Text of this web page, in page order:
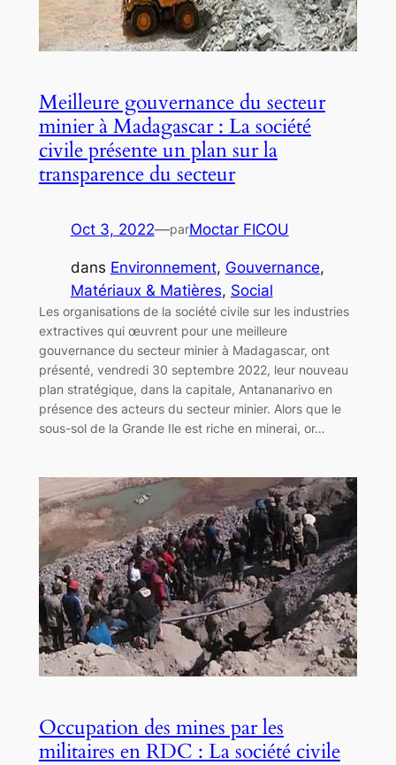
Meilleure gouvernance du secteur
minier à Madagascar : La société
civile présente un plan sur la
transparence du secteur
Oct 3, 2022—parMoctar FICOU
dans Environnement, Gouvernance
Matériaux & Matières, Social
Les organisations de la société civile sur les industries
extractives qui œuvrent pour une meilleure
gouvernance du secteur minier à Madagascar, ont
présenté, vendredi 30 septembre 2022, leur nouveau
plan stratégique, dans la capitale, Antananarivo en
présence des acteurs du secteur minier. Alors que le
sous-sol de la Grande Ile est riche en minerai, or…
Occupation des mines par les
militaires en RDC : La société civile